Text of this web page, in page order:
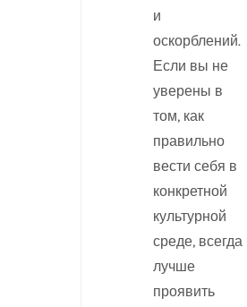
и
оскорблений.
Если вы не
уверены в
том, как
правильно
вести себя в
конкретной
культурной
среде, всегда
лучше
проявить